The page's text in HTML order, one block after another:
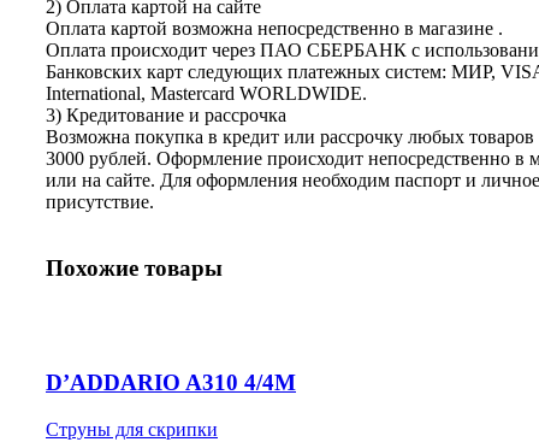
2) Оплата картой на сайте
Оплата картой возможна непосредственно в магазине .
Оплата происходит через ПАО СБЕРБАНК с
Банковских карт следующих платежных систем: МИР,
International, Mastercard WORLDWIDE.
3) Кредитование и рассрочка
Возможна покупка в кредит или рассрочку любых
3000 рублей. Оформление происходит непосредственно в
или на сайте. Для оформления необходим паспорт и личное
присутствие.
Похожие товары
D’ADDARIO A310 4/4M
Струны для скрипки